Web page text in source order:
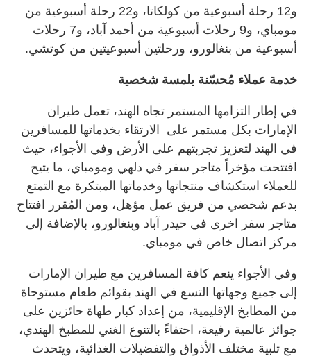
و12 رحلة أسبوعية من كولكاتا، و22 رحلة أسبوعية من
مومباي، و9 رحلات أسبوعية من أحمد آباد، و7 رحلات
أسبوعية من بنغالورو، ورحلتين أسبوعيتين من كوتشي.
خدمة عملاء مُحسّنة بلمسة شخصية
في إطار التزامها المستمر تجاه الهند، تعمل طيران
الإمارات بكل مستمر على الارتقاء بخدماتها للمسافرين
في الهند لتعزيز تجربتهم على الأرض وفي الأجواء، حيث
افتتحت مؤخراً متاجر سفر في دلهي ومومباي، ما يتيح
للعملاء استكشاف منتجاتها وخدماتها المبتكرة مع التمتع
بدعم شخصي من فريق عمل مؤهل، ومن المُقرر افتتاح
متاجر سفر اخرى في حيدر آباد وبنغالورو، بالإضافة إلى
مركز اتصال خاص في مومباي.
وفي الأجواء ينعم كافة المسافرين مع طيران الإمارات
إلى جميع وجهاتها التسع في الهند بقوائم طعام مستوحاة
من المطابخ الإقليمية، من إعداد كبار طهاة حائزين على
جوائز عالمية رفيعة، احتفاءً بالتنوع الغني للمطبخ الهندي،
مع تلبية مختلف الأذواق والتفضيلات الغذائية، ويتحدث